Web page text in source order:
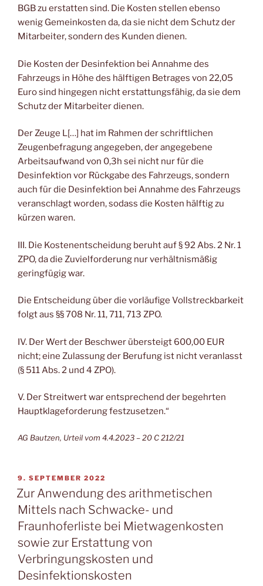
BGB zu erstatten sind. Die Kosten stellen ebenso
wenig Gemeinkosten da, da sie nicht dem Schutz der
Mitarbeiter, sondern des Kunden dienen.
Die Kosten der Desinfektion bei Annahme des
Fahrzeugs in Höhe des hälftigen Betrages von 22,05
Euro sind hingegen nicht erstattungsfähig, da sie dem
Schutz der Mitarbeiter dienen.
Der Zeuge L[…] hat im Rahmen der schriftlichen
Zeugenbefragung angegeben, der angegebene
Arbeitsaufwand von 0,3h sei nicht nur für die
Desinfektion vor Rückgabe des Fahrzeugs, sondern
auch für die Desinfektion bei Annahme des Fahrzeugs
veranschlagt worden, sodass die Kosten hälftig zu
kürzen waren.
III. Die Kostenentscheidung beruht auf § 92 Abs. 2 Nr. 1
ZPO, da die Zuvielforderung nur verhältnismäßig
geringfügig war.
Die Entscheidung über die vorläufige Vollstreckbarkeit
folgt aus §§ 708 Nr. 11, 711, 713 ZPO.
IV. Der Wert der Beschwer übersteigt 600,00 EUR
nicht; eine Zulassung der Berufung ist nicht veranlasst
(§ 511 Abs. 2 und 4 ZPO).
V. Der Streitwert war entsprechend der begehrten
Hauptklageforderung festzusetzen.“
AG Bautzen, Urteil vom 4.4.2023 – 20 C 212/21
VERÖFFENTLICHT
AM
9. SEPTEMBER 2022
Zur Anwendung des arithmetischen
Mittels nach Schwacke- und
Fraunhoferliste bei Mietwagenkosten
sowie zur Erstattung von
Verbringungskosten und
Desinfektionskosten